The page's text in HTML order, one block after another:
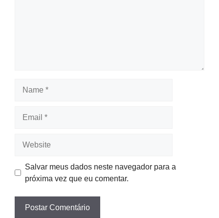
Salvar meus dados neste navegador para a
próxima vez que eu comentar.